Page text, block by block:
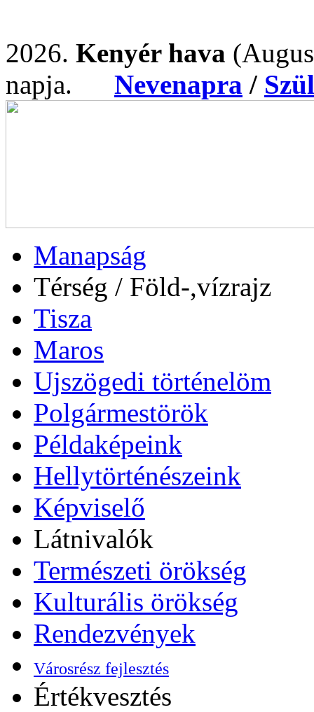
2026. Kenyér hava
napja. Nevenapra /
Manapság
Térség / Föld-,vízrajz
Tisza
Maros
Ujszögedi történelöm
Polgármestörök
Példaképeink
Hellytörténészeink
Képviselő
Látnivalók
Természeti örökség
Kulturális örökség
Rendezvények
Városrész fejlesztés
Értékvesztés